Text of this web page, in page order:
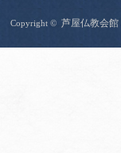
Copyright ©芦屋仏教会館